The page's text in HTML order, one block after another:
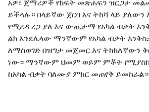
አዎ፣ ጀማሪዎች የክፍት መጽሐፍን ዝርጋታ
ይችላሉ። በላይኛው ጀርባ እና ትከሻ ላይ ያለውን
የሚረዳ ረጋ ያለ እና ውጤታማ የአካል ብቃት
ልክ እንደሌላው ማንኛውም የአካል ብቃት
ለማስወገድ በዝግታ መጀመር እና ትክክለኛውን
ነው። ማንኛውም ህመም ወይም ምቾት
ከአካል ብቃት ባለሙያ ምክር መጠየቅ ይመከራል።